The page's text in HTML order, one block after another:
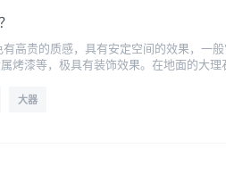
高贵的质感，具有安定空间的效果，一
烤漆等，极具有装饰效果。在地面的大
大器